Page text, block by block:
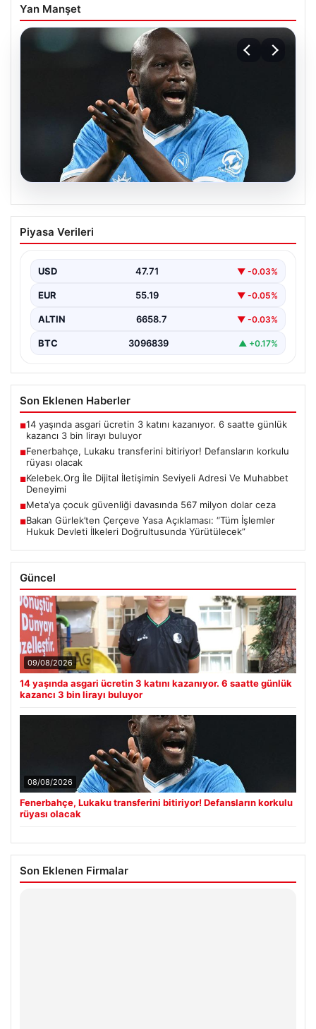
Yan Manşet
08.08.2026
Fenerbahçe, Lukaku transferini
bitiriyor! Defansların korkulu rüyası
Piyasa Verileri
USD 47.71 ▼ -0.03%
EUR 55.19 ▼ -0.05%
ALTIN 6658.7 ▼ -0.03%
BTC 3096839 ▲ +0.17%
Son Eklenen Haberler
■14 yaşında asgari ücretin 3 katını kazanıyor. 6 saatte günlük
kazancı 3 bin lirayı buluyor
■Fenerbahçe, Lukaku transferini bitiriyor! Defansların korkulu
rüyası olacak
■Kelebek.Org İle Dijital İletişimin Seviyeli Adresi Ve Muhabbet
Deneyimi
■Meta’ya çocuk güvenliği davasında 567 milyon dolar ceza
■Bakan Gürlek’ten Çerçeve Yasa Açıklaması: “Tüm İşlemler
Hukuk Devleti İlkeleri Doğrultusunda Yürütülecek”
Güncel
09/08/2026
14 yaşında asgari ücretin 3 katını kazanıyor. 6 saatte günlük
kazancı 3 bin lirayı buluyor
08/08/2026
Fenerbahçe, Lukaku transferini bitiriyor! Defansların korkulu
rüyası olacak
Son Eklenen Firmalar